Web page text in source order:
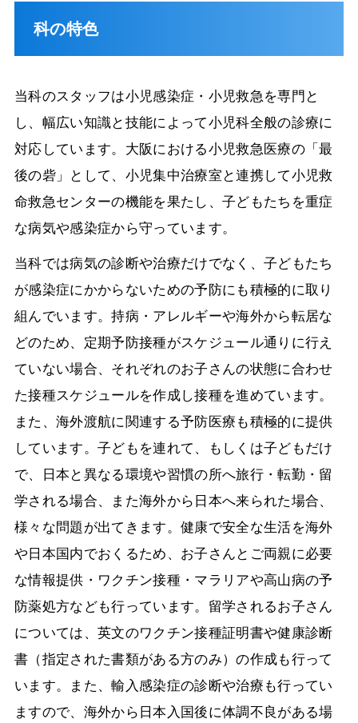
科の特色
当科のスタッフは小児感染症・小児救急を専門と
し、幅広い知識と技能によって小児科全般の診療に
対応しています。大阪における小児救急医療の「最
後の砦」として、小児集中治療室と連携して小児救
命救急センターの機能を果たし、子どもたちを重症
な病気や感染症から守っています。
当科では病気の診断や治療だけでなく、子どもたち
が感染症にかからないための予防にも積極的に取り
組んでいます。持病・アレルギーや海外から転居な
どのため、定期予防接種がスケジュール通りに行え
ていない場合、それぞれのお子さんの状態に合わせ
た接種スケジュールを作成し接種を進めています。
また、海外渡航に関連する予防医療も積極的に提供
しています。子どもを連れて、もしくは子どもだけ
で、日本と異なる環境や習慣の所へ旅行・転勤・留
学される場合、また海外から日本へ来られた場合、
様々な問題が出てきます。健康で安全な生活を海外
や日本国内でおくるため、お子さんとご両親に必要
な情報提供・ワクチン接種・マラリアや高山病の予
防薬処方なども行っています。留学されるお子さん
については、英文のワクチン接種証明書や健康診断
書（指定された書類がある方のみ）の作成も行って
います。また、輸入感染症の診断や治療も行ってい
ますので、海外から日本入国後に体調不良がある場